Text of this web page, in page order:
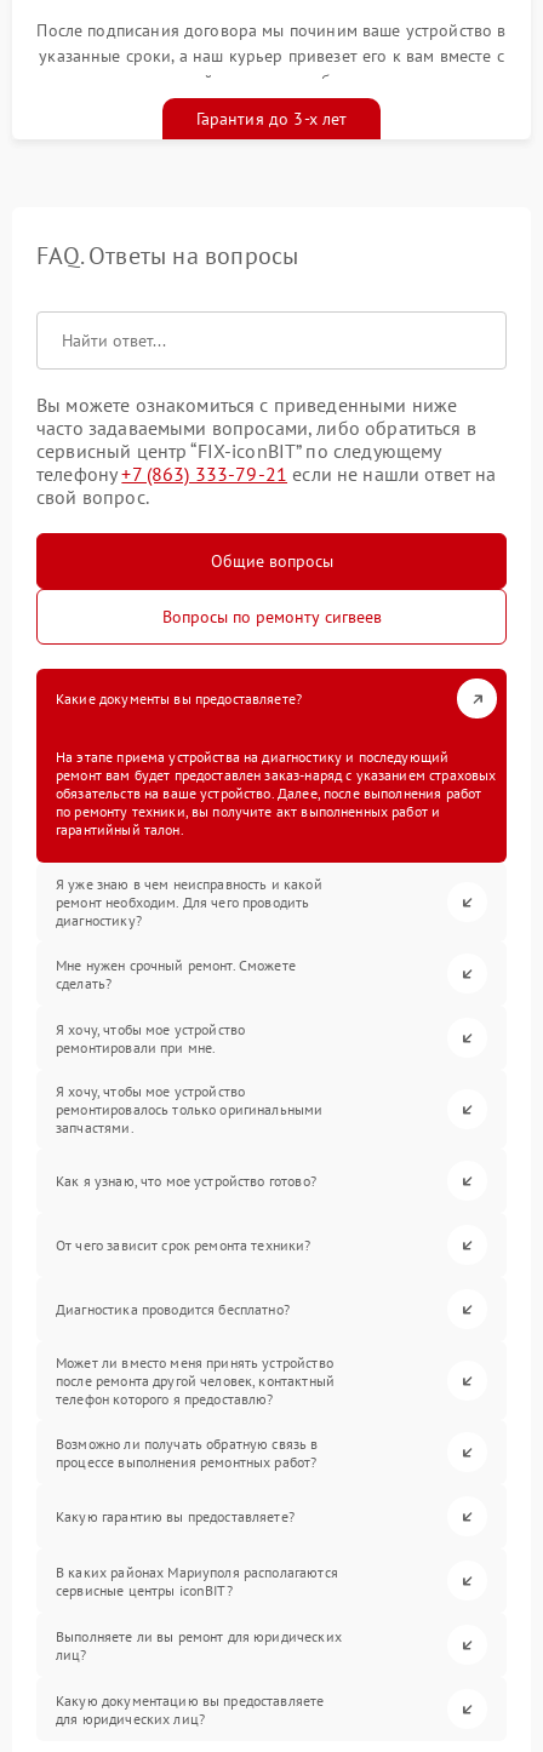
После подписания договора мы починим ваше устройство в
указанные сроки, а наш курьер привезет его к вам вместе с
гарантийным талоном бесплатно
Гарантия до 3-х лет
FAQ. Ответы на вопросы
Вы можете ознакомиться с приведенными ниже
часто задаваемыми вопросами, либо обратиться в
сервисный центр “FIX-iconBIT” по следующему
телефону+7 (863) 333-79-21 если не нашли ответ на
свой вопрос.
Общие вопросы
Вопросы по ремонту сигвеев
Какие документы вы предоставляете?
На этапе приема устройства на диагностику и последующий
ремонт вам будет предоставлен заказ-наряд с указанием страховых
обязательств на ваше устройство. Далее, после выполнения работ
по ремонту техники, вы получите акт выполненных работ и
гарантийный талон.
Я уже знаю в чем неисправность и какой
ремонт необходим. Для чего проводить
диагностику?
Мне нужен срочный ремонт. Сможете
сделать?
Я хочу, чтобы мое устройство
ремонтировали при мне.
Я хочу, чтобы мое устройство
ремонтировалось только оригинальными
запчастями.
Как я узнаю, что мое устройство готово?
От чего зависит срок ремонта техники?
Диагностика проводится бесплатно?
Может ли вместо меня принять устройство
после ремонта другой человек, контактный
телефон которого я предоставлю?
Возможно ли получать обратную связь в
процессе выполнения ремонтных работ?
Какую гарантию вы предоставляете?
В каких районах Мариуполя располагаются
сервисные центры iconBIT?
Выполняете ли вы ремонт для юридических
лиц?
Какую документацию вы предоставляете
для юридических лиц?